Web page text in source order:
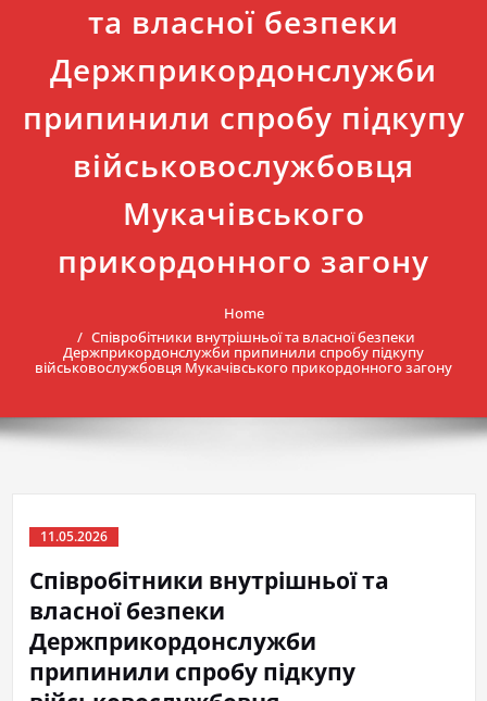
та власної безпеки
Держприкордонслужби
припинили спробу підкупу
військовослужбовця
Мукачівського
прикордонного загону
Home
Співробітники внутрішньої та власної безпеки
Держприкордонслужби припинили спробу підкупу
військовослужбовця Мукачівського прикордонного загону
11.05.2026
Співробітники внутрішньої та
власної безпеки
Держприкордонслужби
припинили спробу підкупу